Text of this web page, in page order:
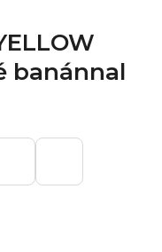
banánnal